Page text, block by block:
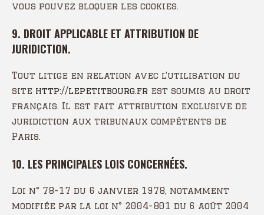
vous pouvez bloquer les cookies.
9. DROIT APPLICABLE ET ATTRIBUTION DE
JURIDICTION.
Tout litige en relation avec l’utilisation du
site http://lepetitbourg.fr est soumis au droit
français. Il est fait attribution exclusive de
juridiction aux tribunaux compétents de
Paris.
10. LES PRINCIPALES LOIS CONCERNÉES.
Loi n° 78-17 du 6 janvier 1978, notamment
modifiée par la loi n° 2004-801 du 6 août 2004